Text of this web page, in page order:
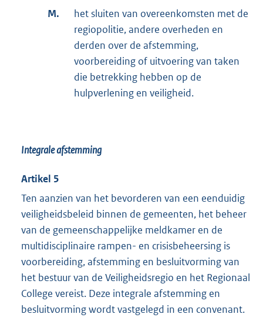
M.
het sluiten van overeenkomsten met de
regiopolitie, andere overheden en
derden over de afstemming,
voorbereiding of uitvoering van taken
die betrekking hebben op de
hulpverlening en veiligheid.
Integrale afstemming
Artikel 5
Ten aanzien van het bevorderen van een eenduidig
veiligheidsbeleid binnen de gemeenten, het beheer
van de gemeenschappelijke meldkamer en de
multidisciplinaire rampen- en crisisbeheersing is
voorbereiding, afstemming en besluitvorming van
het bestuur van de Veiligheidsregio en het Regionaal
College vereist. Deze integrale afstemming en
besluitvorming wordt vastgelegd in een convenant.